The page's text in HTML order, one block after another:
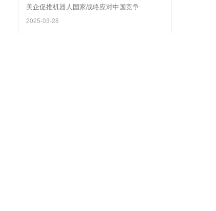
美企促推机器人国家战略应对中国竞争
2025-03-28